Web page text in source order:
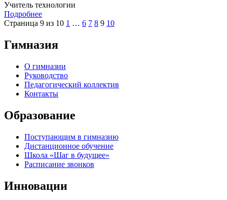
Учитель технологии
Подробнее
Страница 9 из 10 1 … 6 7 8 9 10
Гимназия
О гимназии
Руководство
Педагогический коллектив
Контакты
Образование
Поступающим в гимназию
Дистанционное обучение
Школа «Шаг в будущее»
Расписание звонков
Инновации